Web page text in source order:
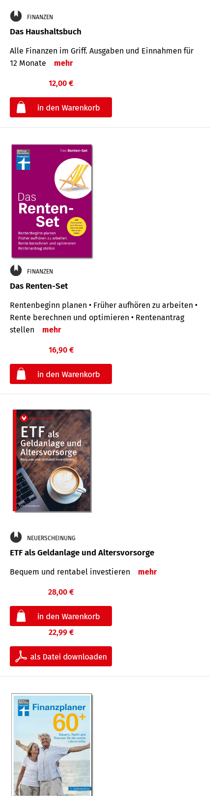
FINANZEN
Das Haushaltsbuch
Alle Finanzen im Griff. Aus­gaben und Ein­nahmen für
12 Monate
mehr
12,00 €
FINANZEN
Das Renten-Set
Rentenbeginn planen • Früher aufhören zu arbeiten •
Rente berechnen und optimieren • Rentenantrag
stellen
mehr
16,90 €
NEUERSCHEINUNG
ETF als Geldanlage und Altersvorsorge
Bequem und rentabel investieren mehr
28,00 €
22,99 €